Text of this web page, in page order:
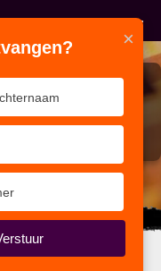
je doet.
×